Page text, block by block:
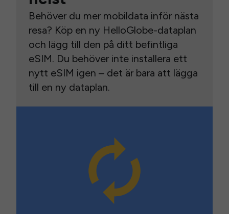
Behöver du mer mobildata inför nästa
resa? Köp en ny HelloGlobe-dataplan
och lägg till den på ditt befintliga
eSIM. Du behöver inte installera ett
nytt eSIM igen – det är bara att lägga
till en ny dataplan.